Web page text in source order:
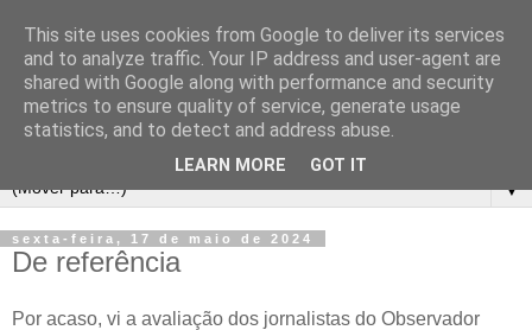
▼
sexta-feira, 17 de maio de 2024
De referência
Por acaso, vi a avaliação dos jornalistas do Observador
This site uses cookies from Google to deliver its services
and to analyze traffic. Your IP address and user-agent are
shared with Google along with performance and security
metrics to ensure quality of service, generate usage
statistics, and to detect and address abuse.
LEARN MORE GOT IT